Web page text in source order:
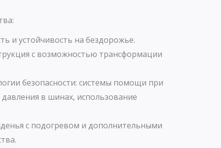
и устойчивость на бездорожье.
с возможностью трансформации
безопасности: системы помощи при
в шинах, использование
с подогревом и дополнительными